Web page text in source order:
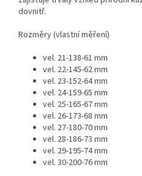
dovnitř.
Rozměry (vlastní měření)
vel. 21-138-61 mm
vel. 22-145-62 mm
vel. 23-152-64 mm
vel. 24-159-65 mm
vel. 25-165-67 mm
vel. 26-173-68 mm
vel. 27-180-70 mm
vel. 28-186-73 mm
vel. 29-195-74 mm
vel. 30-200-76 mm